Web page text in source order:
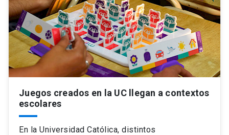
Juegos creados en la UC llegan a contextos
escolares
En la Universidad Católica, distintos